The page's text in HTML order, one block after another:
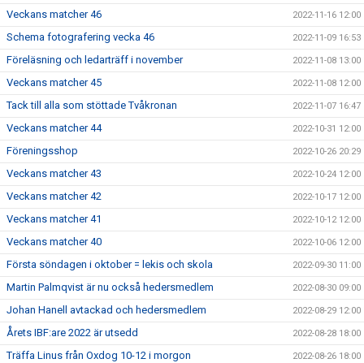
Veckans matcher 46 2022-11-16 12:00
Schema fotografering vecka 46 2022-11-09 16:53
Föreläsning och ledarträff i november 2022-11-08 13:00
Veckans matcher 45 2022-11-08 12:00
Tack till alla som stöttade Tvåkronan 2022-11-07 16:47
Veckans matcher 44 2022-10-31 12:00
Föreningsshop 2022-10-26 20:29
Veckans matcher 43 2022-10-24 12:00
Veckans matcher 42 2022-10-17 12:00
Veckans matcher 41 2022-10-12 12:00
Veckans matcher 40 2022-10-06 12:00
Första söndagen i oktober = lekis och skola 2022-09-30 11:00
Martin Palmqvist är nu också hedersmedlem 2022-08-30 09:00
Johan Hanell avtackad och hedersmedlem 2022-08-29 12:00
Årets IBF:are 2022 är utsedd 2022-08-28 18:00
Träffa Linus från Oxdog 10-12 i morgon 2022-08-26 18:00